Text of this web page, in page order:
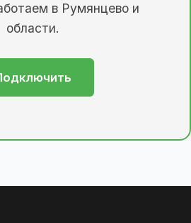
в Румянцево и
области.